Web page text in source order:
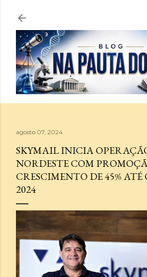
Pular para o
agosto 07, 2024
SKYMAIL INICIA
NORDESTE COM
CRESCIMENTO DE 45%
2024